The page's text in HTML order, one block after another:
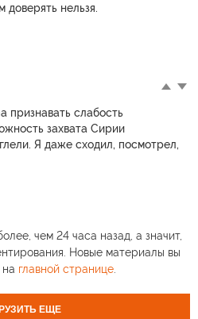
нельзя.
признавать слабость
захвата Сирии
Я даже сходил, посмотрел,
чем 24 часа назад, а значит,
Новые материалы вы
главной странице.
ЕЩЕ